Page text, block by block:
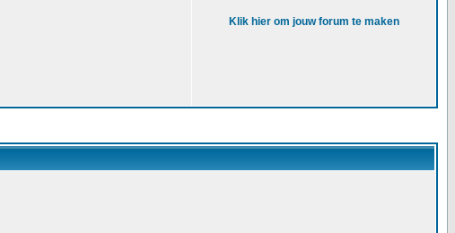
Klik hier om jouw forum te maken